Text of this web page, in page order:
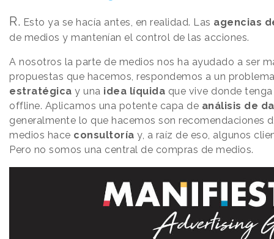
R. Esto ya se hacía antes, en realidad. Las agencias
de medios y mantenían el control de las acciones.
A nosotros la parte de medios nos ha ayudado a ser
propuestas que hacemos, respondemos a un
estratégica y una idea líquida que vive donde
offline. Aplicamos una potente capa de análisis de
generalmente lo que hacemos son recomendaciones
medios hace consultoría y, a raíz de eso, algunos
Pero no somos una central de compras de medios.